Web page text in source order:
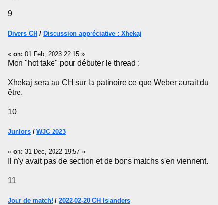
9
Divers CH / Discussion appréciative : Xhekaj
« on: 01 Feb, 2023 22:15 »
Mon "hot take" pour débuter le thread :
Xhekaj sera au CH sur la patinoire ce que Weber aurait du
être.
10
Juniors / WJC 2023
« on: 31 Dec, 2022 19:57 »
Il n'y avait pas de section et de bons matchs s'en viennent.
11
Jour de match! / 2022-02-20 CH Islanders